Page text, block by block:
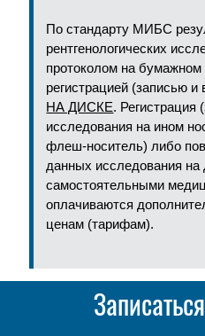
По стандарту МИБС
рентгенологических
протоколом на бумажном
регистрацией (записью
НА ДИСКЕ. Регистрация
исследования на ином
флеш-носитель) либо
данных исследования на
самостоятельными
оплачиваются
ценам (тарифам).